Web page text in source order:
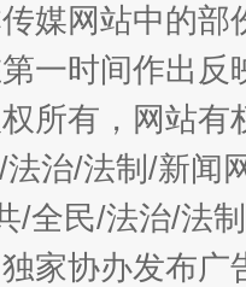
魏明亮
媒网站中的
一时间作出
所有，网站
治/法制/新闻
/全民/法治/法
独家协办发布